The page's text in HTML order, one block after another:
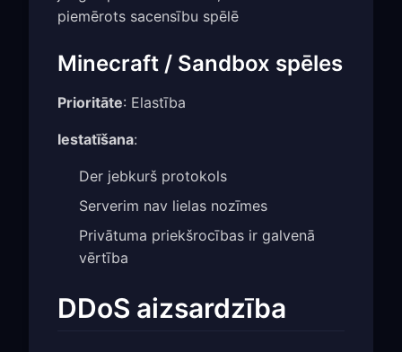
piemērots sacensību spēlē
Minecraft / Sandbox spēles
Prioritāte: Elastība
Iestatīšana:
Der jebkurš protokols
Serverim nav lielas nozīmes
Privātuma priekšrocības ir galvenā
vērtība
DDoS aizsardzība